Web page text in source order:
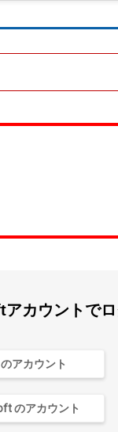
カウントでロ
アカウント
のアカウント